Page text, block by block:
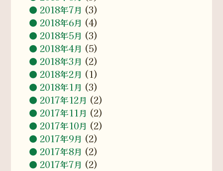
2018年7月 (3)
2018年6月 (4)
2018年5月 (3)
2018年4月 (5)
2018年3月 (2)
2018年2月 (1)
2018年1月 (3)
2017年12月 (2)
2017年11月 (2)
2017年10月 (2)
2017年9月 (2)
2017年8月 (2)
2017年7月 (2)